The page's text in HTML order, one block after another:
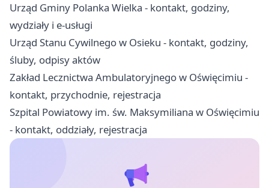
Urząd Gminy Polanka Wielka - kontakt, godziny,
wydziały i e-usługi
Urząd Stanu Cywilnego w Osieku - kontakt, godziny,
śluby, odpisy aktów
Zakład Lecznictwa Ambulatoryjnego w Oświęcimiu -
kontakt, przychodnie, rejestracja
Szpital Powiatowy im. św. Maksymiliana w Oświęcimiu
- kontakt, oddziały, rejestracja